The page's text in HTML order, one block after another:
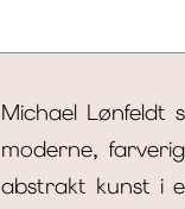
Michael Lønfeldt
moderne,
abstrakt kunst i